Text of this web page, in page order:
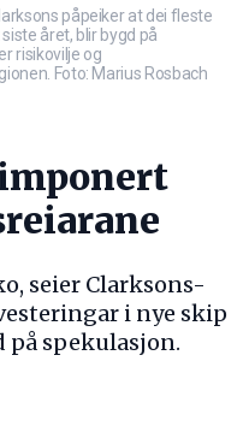
påpeiker at dei fleste
året, blir bygd på
risikovilje og
Foto: Marius Rosbach
seier Clarksons-
i nye skip
på spekulasjon.